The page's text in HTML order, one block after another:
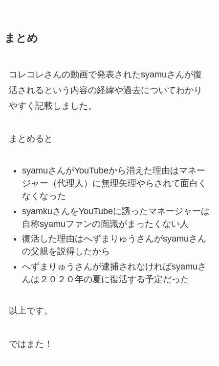
まとめ
コレコレさんの動画で発表されたsyamuさんが復
活されるという内容の経緯や過去についてわかり
やすく記載しました。
まとめると
syamuさんがYouTubeから消えた理由はマネー
ジャー（代理人）に無理矢理やらされて面白く
なくなった
syamkuさんをYouTubeに誘ったマネージャーは
自称syamuファンの面識がまったくない人
復活した理由はへずまりゅうさんがsyamuさん
の父親を説得したから
へずまりゅうさんが逮捕されなければsyamuさ
んは２０２０年の夏に復活する予定だった
以上です。
ではまた！